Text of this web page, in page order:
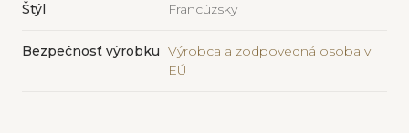
Štýl Francúzsky
Bezpečnosť výrobku Výrobca a zodpovedná osoba v
EÚ